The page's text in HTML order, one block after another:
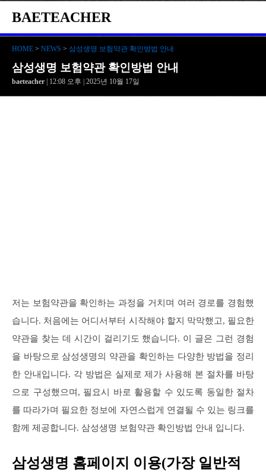
BAETEACHER
HOME > NEWS > 삼성생명 보험약관 확인방법 안내
삼성생명 보험약관 확인방법 안내
baeteacher | 12:08 오후 | 2025년 10월 17일
저는 보험약관을 확인하는 과정을 거치며 여러 경로를 경험했
습니다. 처음에는 어디서부터 시작해야 할지 막막했고, 필요한
약관을 찾는 데 시간이 걸리기도 했습니다. 이 글은 그런 경험
을 바탕으로 삼성생명의 약관을 확인하는 다양한 방법을 정리
한 안내입니다. 각 방법은 실제로 제가 사용해 본 절차를 바탕
으로 구성했으며, 필요시 바로 활용할 수 있도록 동일한 절차
를 따라가며 필요한 정보에 자연스럽게 연결될 수 있는 링크를
함께 제공합니다. 삼성생명 보험약관 확인방법 안내 입니다.
삼성생명 홈페이지 이용(가장 일반적